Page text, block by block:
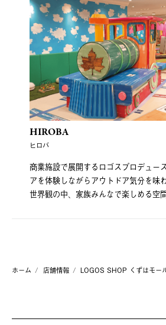
HIROBA
ヒロバ
商業施設で展開するロゴスプロデュー
アを体験しながらアウトドア気分を味
世界観の中、家族みんなで楽しめる空間
ホーム 店舗情報 LOGOS SHOP くずはモー